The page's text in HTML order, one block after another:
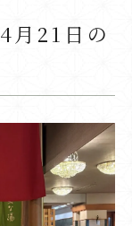
月21日の